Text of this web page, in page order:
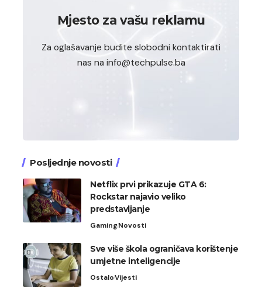
Mjesto za vašu reklamu
Za oglašavanje budite slobodni kontaktirati
nas na info@techpulse.ba
Posljednje novosti
Netflix prvi prikazuje GTA 6:
Rockstar najavio veliko
predstavljanje
GamingNovosti
Sve više škola ograničava korištenje
umjetne inteligencije
OstaloVijesti